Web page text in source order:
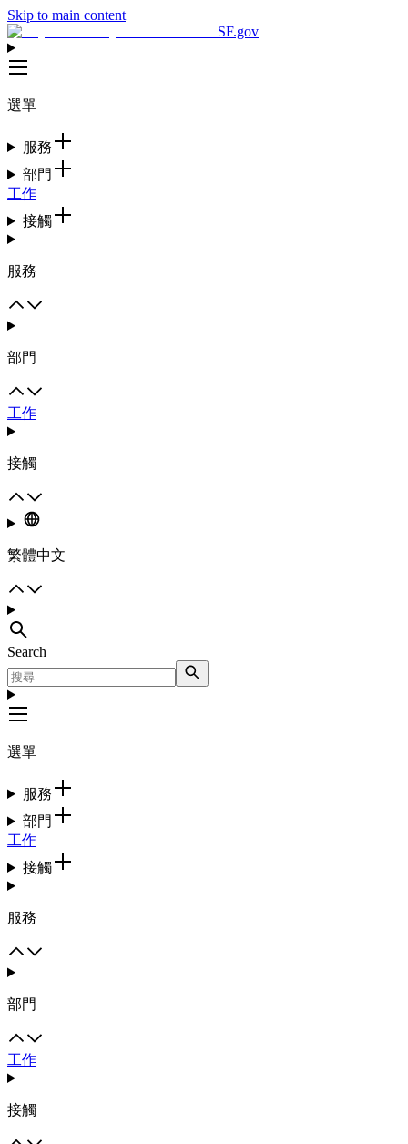
Skip to main content
SF.gov
選單
服務
部門
工作
接觸
服務
部門
工作
接觸
繁體中文
Search
選單
服務
部門
工作
接觸
服務
部門
工作
接觸